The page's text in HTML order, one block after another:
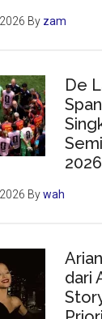
By zam
De
2026
Bywah
dari